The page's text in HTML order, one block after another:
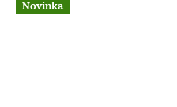
Novinka